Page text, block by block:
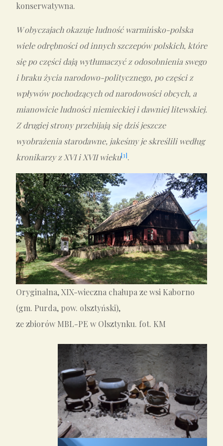
konserwatywna.
W obyczajach okazuje ludność warmińsko-polska
wiele odrębności od innych szczepów polskich, które
się po części dają wytłumaczyć z odosobnienia swego
i braku życia narodowo-politycznego, po części z
wpływów pochodzących od narodowości obcych, a
mianowicie ludności niemieckiej i dawniej litewskiej.
Z drugiej strony przebijają się dziś jeszcze
wyobrażenia starodawne, jakeśmy je skreślili według
kronikarzy z XVI i XVII wieku[3].
Oryginalna, XIX-wieczna chałupa ze wsi Kaborno
(gm. Purda, pow. olsztyński),
ze zbiorów MBL-PE w Olsztynku. fot. KM